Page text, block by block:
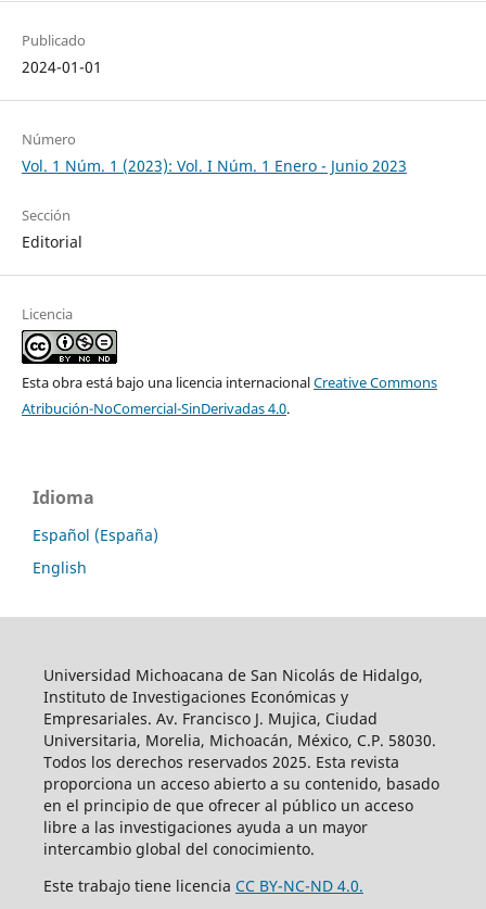
Publicado
2024-01-01
Número
Vol. 1 Núm. 1 (2023): Vol. I Núm. 1 Enero - Junio 2023
Sección
Editorial
Licencia
Esta obra está bajo una licencia internacionalCreative Commons
Atribución-NoComercial-SinDerivadas 4.0.
Idioma
Español (España)
English
Universidad Michoacana de San Nicolás de Hidalgo,
Instituto de Investigaciones Económicas y
Empresariales. Av. Francisco J. Mujica, Ciudad
Universitaria, Morelia, Michoacán, México, C.P. 58030.
Todos los derechos reservados 2025. Esta revista
proporciona un acceso abierto a su contenido, basado
en el principio de que ofrecer al público un acceso
libre a las investigaciones ayuda a un mayor
intercambio global del conocimiento.
Este trabajo tiene licencia CC BY-NC-ND 4.0.